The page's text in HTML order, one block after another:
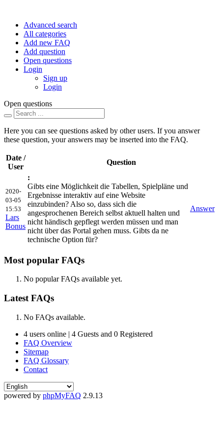
Advanced search
All categories
Add new FAQ
Add question
Open questions
Login
Sign up
Login
Open questions
Here you can see questions asked by other users. If you answer
these question, your answers may be inserted into the FAQ.
Date /
User
Question
2020-
03-05
15:53
Lars
Bonus
:
Gibts eine Möglichkeit die Tabellen, Spielpläne und
Ergebnisse interaktiv auf eine Website
einzubinden? Also so, dass sich die
angesprochenen Bereich selbst aktuell halten und
nicht händisch gepflegt werden müssen und man
nicht über das Portal gehen muss. Gibts da ne
technische Option für?
Answer
Most popular FAQs
No popular FAQs available yet.
Latest FAQs
No FAQs available.
4 users online | 4 Guests and 0 Registered
FAQ Overview
Sitemap
FAQ Glossary
Contact
powered by phpMyFAQ 2.9.13